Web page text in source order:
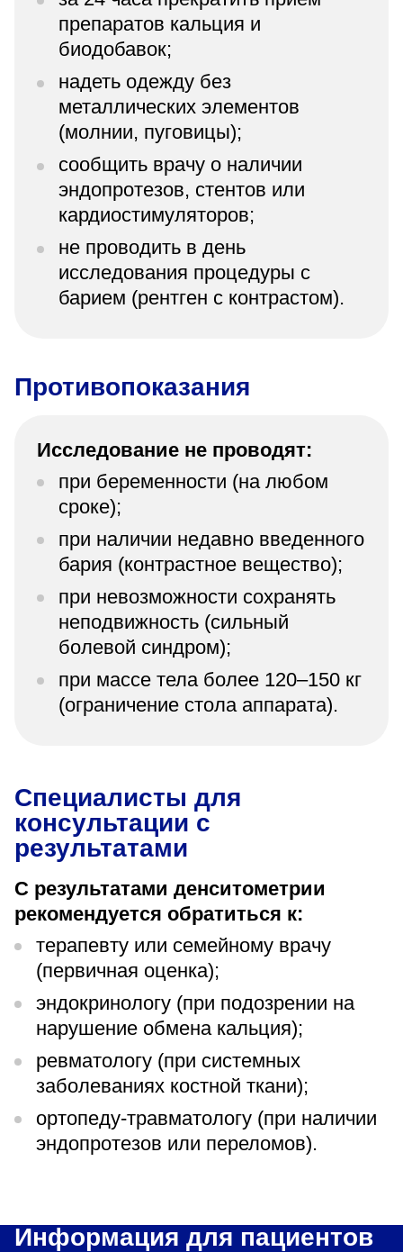
препаратов кальция и
биодобавок;
надеть одежду без
металлических элементов
(молнии, пуговицы);
сообщить врачу о наличии
эндопротезов, стентов или
кардиостимуляторов;
не проводить в день
исследования процедуры с
барием (рентген с контрастом).
Противопоказания
Исследование не проводят:
при беременности (на любом
сроке);
при наличии недавно введенного
бария (контрастное вещество);
при невозможности сохранять
неподвижность (сильный
болевой синдром);
при массе тела более 120–150 кг
(ограничение стола аппарата).
Специалисты для
консультации с
результатами
С результатами денситометрии
рекомендуется обратиться к:
терапевту или семейному врачу
(первичная оценка);
эндокринологу (при подозрении на
нарушение обмена кальция);
ревматологу (при системных
заболеваниях костной ткани);
ортопеду-травматологу (при наличии
эндопротезов или переломов).
Информация для пациентов